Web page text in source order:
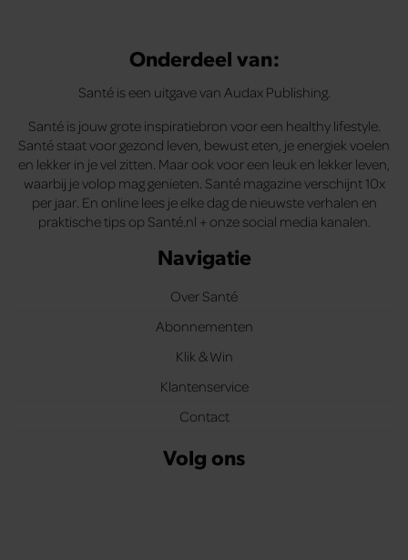
Onderdeel van:
Santé is een uitgave van Audax Publishing.
Santé is jouw grote inspiratiebron voor een healthy lifestyle.
Santé staat voor gezond leven, bewust eten, je energiek voelen
en lekker in je vel zitten. Maar ook voor een leuk en lekker leven,
waarbij je volop mag genieten. Santé magazine verschijnt 10x
per jaar. En online lees je elke dag de nieuwste verhalen en
praktische tips op Santé.nl + onze social media kanalen.
Navigatie
Over Santé
Abonnementen
Klik & Win
Klantenservice
Contact
Volg ons